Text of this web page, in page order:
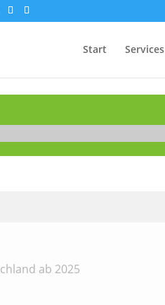
Start Services
ab 2025